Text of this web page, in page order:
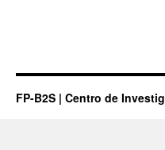
FP-B2S | Centro de